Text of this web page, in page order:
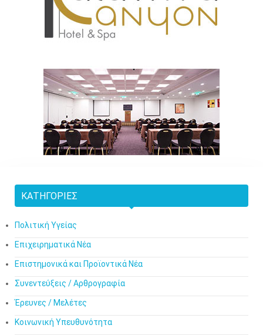
ΚΑΤΗΓΟΡΊΕΣ
Πολιτική Υγείας
Επιχειρηματικά Νέα
Επιστημονικά και Προϊοντικά Νέα
Συνεντεύξεις / Αρθρογραφία
Έρευνες / Μελέτες
Κοινωνική Υπευθυνότητα